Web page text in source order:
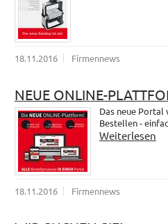
18.11.2016 Firmennews
NEUE ONLINE-
Das neue Portal
Bestellen -
Weiterlesen
18.11.2016 Firmennews